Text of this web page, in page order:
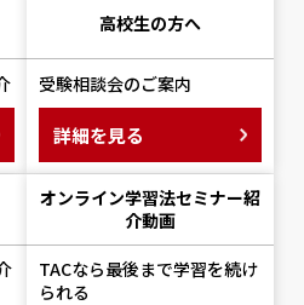
高校生の方へ
受験相談会のご案内
詳細を見る
オンライン学習法セミナー紹
介動画
TACなら最後まで学習を続け
られる